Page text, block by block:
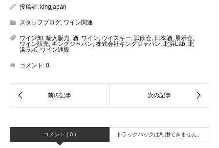
投稿者: kingjapan
スタッフブログ, ワイン関連
ワイン卸, 輸入販売, 酒, ワイン, ウイスキー, 試飲会, 日本酒, 展示会,
ワイン販売, キングジャパン, 株式会社キングジャパン, 北浜Lab, 北
浜ラボ, ワイン通販
コメント: 0
コメント ( 0 ) トラックバックは利用できません。